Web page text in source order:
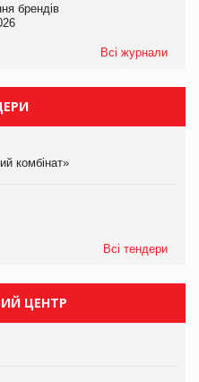
брендів
Всі журнали
комбінат»
Всі тендери
ЦЕНТР